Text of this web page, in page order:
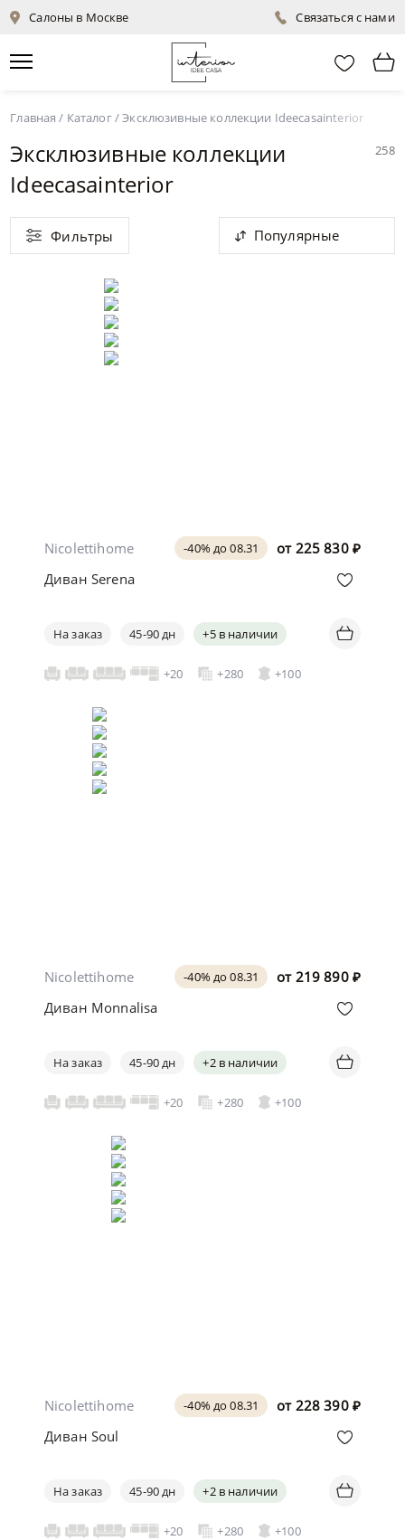
Салоны в Москве Связаться с нами
Главная / Каталог/Эксклюзивные коллекции Ideecasainterior
Эксклюзивные коллекции
Ideecasainterior
258
Фильтры Популярные
от 225 830 ₽
-40% до 08.31
Nicolettihome
Диван Serena
На заказ 45-90 дн +5 в наличии
+20 +280 +100
от 219 890 ₽
-40% до 08.31
Nicolettihome
Диван Monnalisa
На заказ 45-90 дн +2 в наличии
+20 +280 +100
от 228 390 ₽
-40% до 08.31
Nicolettihome
Диван Soul
На заказ 45-90 дн +2 в наличии
+20 +280 +100